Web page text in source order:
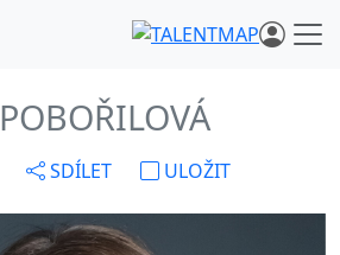
POBOŘILOVÁ
SDÍLET ULOŽIT